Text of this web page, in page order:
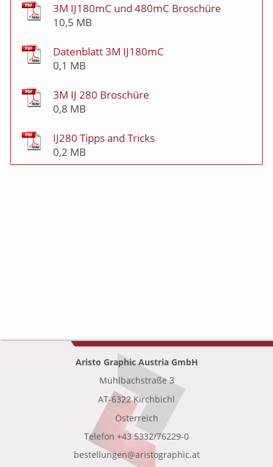
3M IJ180mC und 480mC Broschüre
10,5 MB
Datenblatt 3M IJ180mC
0,1 MB
3M IJ 280 Broschüre
0,8 MB
IJ280 Tipps and Tricks
0,2 MB
Aristo Graphic Austria GmbH
Mühlbachstraße 3
AT-6322 Kirchbichl
Österreich
Telefon +43 5332/76229-0
bestellungen@aristographic.at